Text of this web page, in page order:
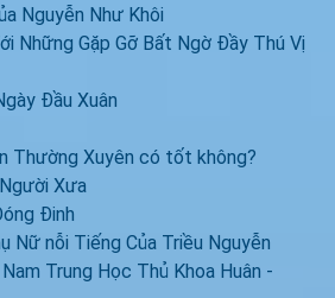
Nguyễn Như Khôi
Những Gặp Gỡ Bất Ngờ Đầy Thú Vị
Đầu Xuân
Thường Xuyên có tốt không?
Xưa
Đinh
Nữ nỗi Tiếng Của Triều Nguyễn
Trung Học Thủ Khoa Huân -